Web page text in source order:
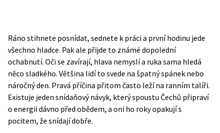
Ráno stihnete posnídat, sednete k práci a první hodinu jede
všechno hladce. Pak ale přijde to známé dopolední
ochabnutí. Oči se zavírají, hlava nemyslí a ruka sama hledá
něco sladkého. Většina lidí to svede na špatný spánek nebo
náročný den. Pravá příčina přitom často leží na ranním talíři.
Existuje jeden snídaňový návyk, který spoustu Čechů připraví
o energii dávno před obědem, a oni ho roky opakují s
pocitem, že snídají dobře.